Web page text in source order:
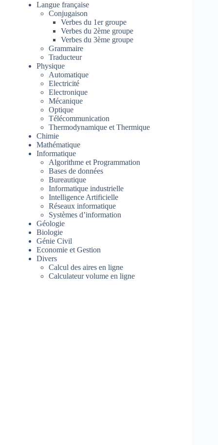
Langue française
Conjugaison
Verbes du 1er groupe
Verbes du 2ème groupe
Verbes du 3ème groupe
Grammaire
Traducteur
Physique
Automatique
Electricité
Electronique
Mécanique
Optique
Télécommunication
Thermodynamique et Thermique
Chimie
Mathématique
Informatique
Algorithme et Programmation
Bases de données
Bureautique
Informatique industrielle
Intelligence Artificielle
Réseaux informatique
Systèmes d’information
Géologie
Biologie
Génie Civil
Economie et Gestion
Divers
Calcul des aires en ligne
Calculateur volume en ligne